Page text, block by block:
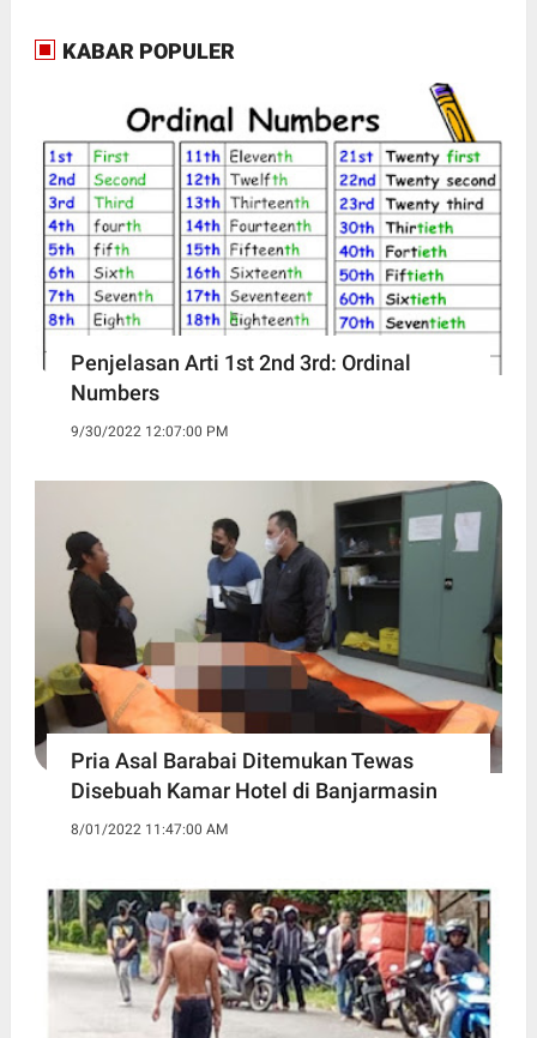
KABAR POPULER
Penjelasan Arti 1st 2nd 3rd: Ordinal
Numbers
9/30/2022 12:07:00 PM
Pria Asal Barabai Ditemukan Tewas
Disebuah Kamar Hotel di Banjarmasin
8/01/2022 11:47:00 AM